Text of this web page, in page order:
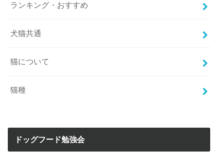
ランキング・おすすめ
犬猫共通
猫について
猫種
ドッグフード勉強会